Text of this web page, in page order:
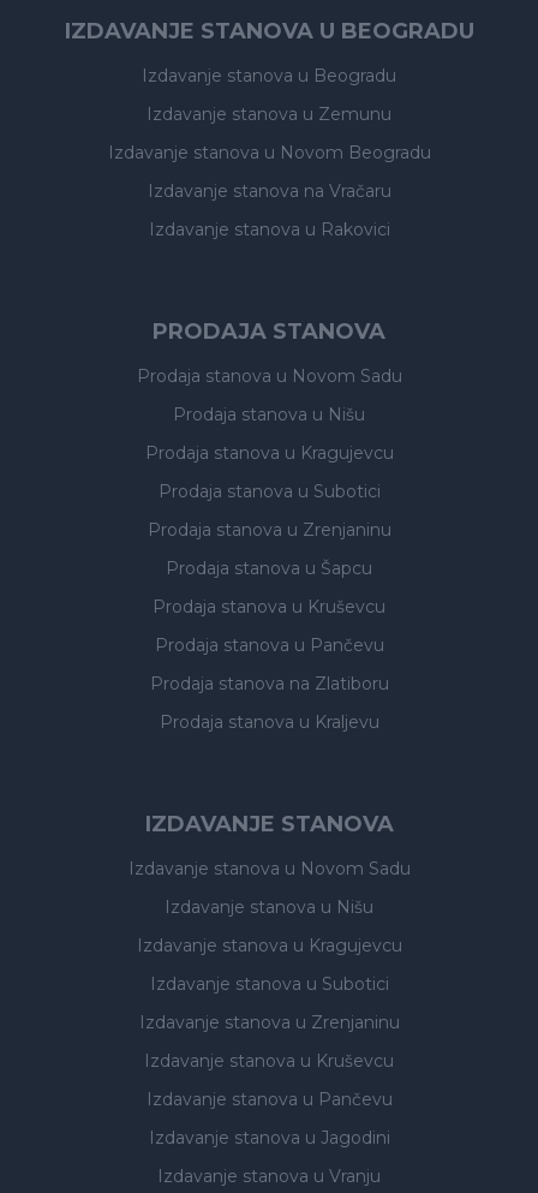
IZDAVANJE STANOVA U BEOGRADU
Izdavanje stanova u Beogradu
Izdavanje stanova u Zemunu
Izdavanje stanova u Novom Beogradu
Izdavanje stanova na Vračaru
Izdavanje stanova u Rakovici
PRODAJA STANOVA
Prodaja stanova u Novom Sadu
Prodaja stanova u Nišu
Prodaja stanova u Kragujevcu
Prodaja stanova u Subotici
Prodaja stanova u Zrenjaninu
Prodaja stanova u Šapcu
Prodaja stanova u Kruševcu
Prodaja stanova u Pančevu
Prodaja stanova na Zlatiboru
Prodaja stanova u Kraljevu
IZDAVANJE STANOVA
Izdavanje stanova u Novom Sadu
Izdavanje stanova u Nišu
Izdavanje stanova u Kragujevcu
Izdavanje stanova u Subotici
Izdavanje stanova u Zrenjaninu
Izdavanje stanova u Kruševcu
Izdavanje stanova u Pančevu
Izdavanje stanova u Jagodini
Izdavanje stanova u Vranju